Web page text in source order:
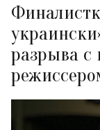
разрыва с